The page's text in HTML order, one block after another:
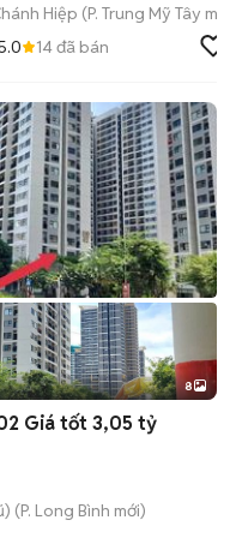
Hiệp (P. Trung Mỹ Tây mới)
14đã bán
+2
8
Giá tốt 3,05 tỷ
(P. Long Bình mới)